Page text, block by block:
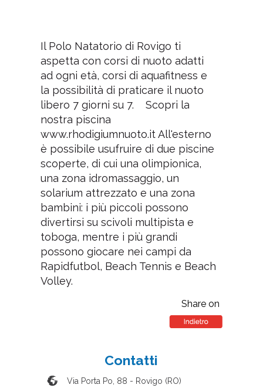
Il Polo Natatorio di Rovigo ti
aspetta con corsi di nuoto adatti
ad ogni età, corsi di aquafitness e
la possibilità di praticare il nuoto
libero 7 giorni su 7. Scopri la
nostra piscina
www.rhodigiumnuoto.it All'esterno
è possibile usufruire di due piscine
scoperte, di cui una olimpionica,
una zona idromassaggio, un
solarium attrezzato e una zona
bambini: i più piccoli possono
divertirsi su scivoli multipista e
toboga, mentre i più grandi
possono giocare nei campi da
Rapidfutbol, Beach Tennis e Beach
Volley.
Share on
Contatti
Via Porta Po, 88 - Rovigo (RO)